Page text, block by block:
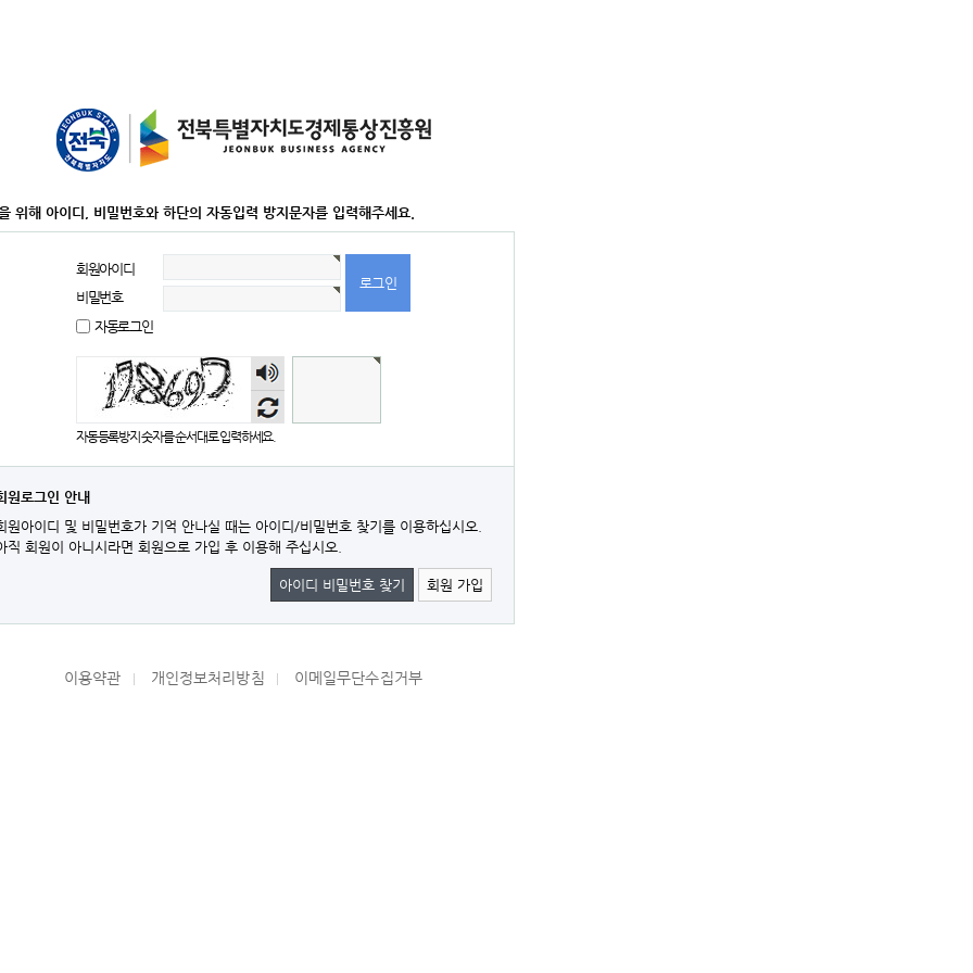
위해 아이디, 비밀번호와 하단의 자동입력 방지문자를 입력해주세요.
회원아이디
비밀번호
자동로그인
숫자
음성
듣기
자동등록방지 숫자를 순서대로 입력하세요.
원로그인 안내
원아이디 및 비밀번호가 기억 안나실 때는 아이디/비밀번호 찾기를 이용하십시오.
직 회원이 아니시라면 회원으로 가입 후 이용해 주십시오.
아이디 비밀번호 찾기 회원 가입
이용약관 개인정보처리방침 이메일무단수집거부